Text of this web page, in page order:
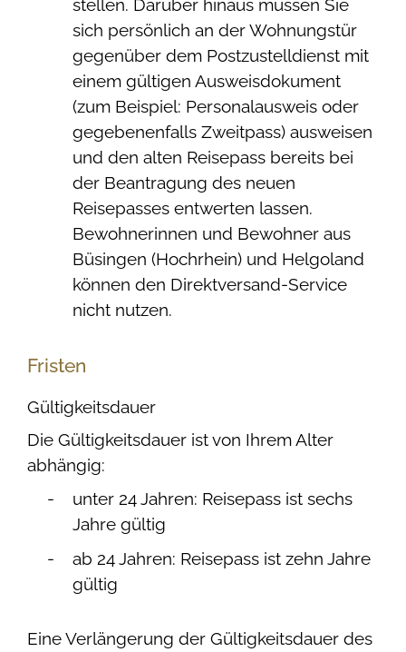
stellen. Darüber hinaus müssen Sie
sich persönlich an der Wohnungstür
gegenüber dem Postzustelldienst mit
einem gültigen Ausweisdokument
(zum Beispiel: Personalausweis oder
gegebenenfalls Zweitpass) ausweisen
und den alten Reisepass bereits bei
der Beantragung des neuen
Reisepasses entwerten lassen.
Bewohnerinnen und Bewohner aus
Büsingen (Hochrhein) und Helgoland
können den Direktversand-Service
nicht nutzen.
Fristen
Gültigkeitsdauer
Die Gültigkeitsdauer ist von Ihrem Alter
abhängig:
unter 24 Jahren: Reisepass ist sechs
Jahre gültig
ab 24 Jahren: Reisepass ist zehn Jahre
gültig
Eine Verlängerung der Gültigkeitsdauer des